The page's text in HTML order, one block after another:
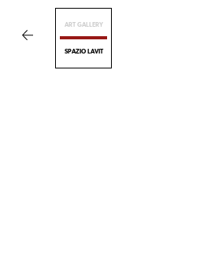
ART GALLERY
SPAZIO LAVIT